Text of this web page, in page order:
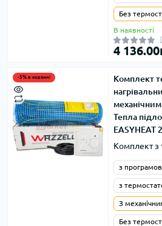
Без
В наявності
4
-5% в корзині
Комплект
Тепла
EASYHEAT
Комплект з
з
з
З
Без